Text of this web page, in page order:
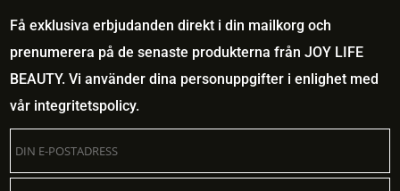
Få exklusiva erbjudanden direkt i din mailkorg och
prenumerera på de senaste produkterna från JOY LIFE
BEAUTY. Vi använder dina personuppgifter i enlighet med
vår integritetspolicy.